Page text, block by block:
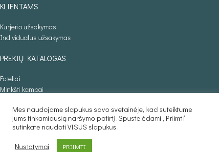
KLIENTAMS
Kurjerio užsakymas
Individualus užsakymas
PREKIŲ KATALOGAS
Foteliai
Minkšti kampai
Sofos lovos
Stalai
Baldaila.lt © 2025
Mes naudojame slapukus savo svetainėje, kad suteiktume
jums tinkamiausią naršymo patirtį. Spustelėdami „Priimti“
sutinkate naudoti VISUS slapukus.
Nustatymai PRIIMTI